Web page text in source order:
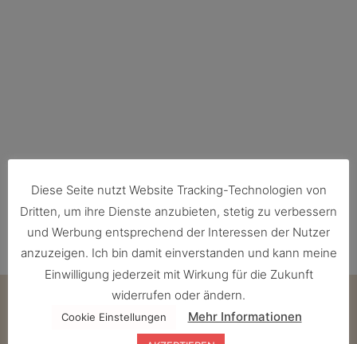
Diese Seite nutzt Website Tracking-Technologien von
Dritten, um ihre Dienste anzubieten, stetig zu verbessern
und Werbung entsprechend der Interessen der Nutzer
anzuzeigen. Ich bin damit einverstanden und kann meine
Einwilligung jederzeit mit Wirkung für die Zukunft
widerrufen oder ändern.
Cookie Einstellungen Mehr Informationen